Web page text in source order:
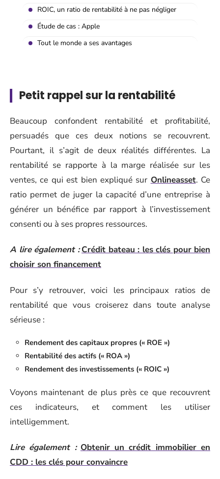
ROIC, un ratio de rentabilité à ne pas négliger
Étude de cas : Apple
Tout le monde a ses avantages
Petit rappel sur la rentabilité
Beaucoup confondent rentabilité et profitabilité,
persuadés que ces deux notions se recouvrent.
Pourtant, il s’agit de deux réalités différentes. La
rentabilité se rapporte à la marge réalisée sur les
ventes, ce qui est bien expliqué sur Onlineasset. Ce
ratio permet de juger la capacité d’une entreprise à
générer un bénéfice par rapport à l’investissement
consenti ou à ses propres ressources.
A lire également : Crédit bateau : les clés pour bien
choisir son financement
Pour s’y retrouver, voici les principaux ratios de
rentabilité que vous croiserez dans toute analyse
sérieuse :
Rendement des capitaux propres (« ROE »)
Rentabilité des actifs (« ROA »)
Rendement des investissements (« ROIC »)
Voyons maintenant de plus près ce que recouvrent
ces indicateurs, et comment les utiliser
intelligemment.
Lire également : Obtenir un crédit immobilier en
CDD : les clés pour convaincre